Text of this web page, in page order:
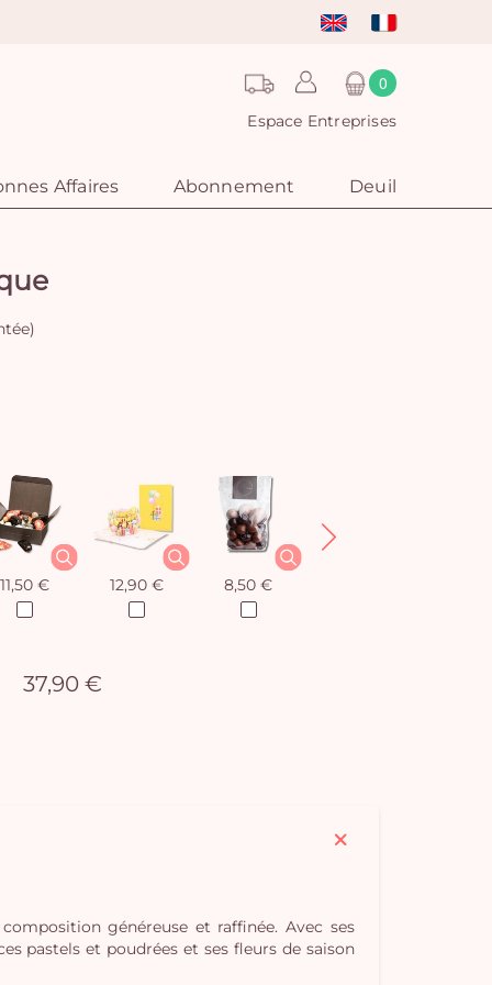
0
Espace Entreprises
Affaires Abonnement Deuil
37,90 €
11,50 € 12,90 € 8,50 €
généreuse et raffinée. Avec ses
pastels et poudrées et ses fleurs de saison